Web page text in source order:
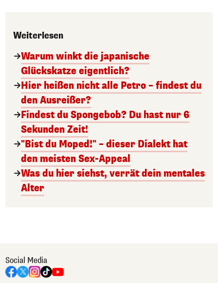
Weiterlesen
Warum winkt die japanische
Glückskatze eigentlich?
Hier heißen nicht alle Petro – findest du
den Ausreißer?
Findest du Spongebob? Du hast nur 6
Sekunden Zeit!
"Bist du Moped!" – dieser Dialekt hat
den meisten Sex-Appeal
Was du hier siehst, verrät dein mentales
Alter
Social Media